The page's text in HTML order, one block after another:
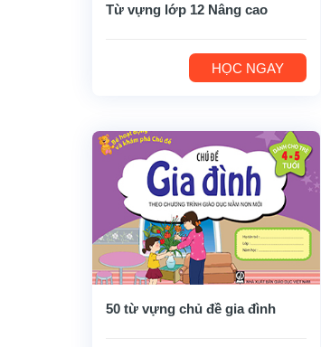
Từ vựng lớp 12 Nâng cao
HỌC NGAY
50 từ vựng chủ đề gia đình